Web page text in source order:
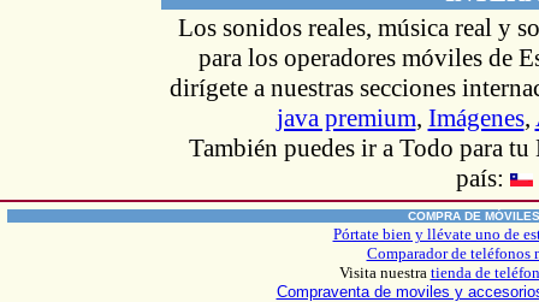
Los sonidos reales, música real y
para los operadores móviles de
dirígete a nuestras secciones
java premium, Imágenes,
También puedes ir a Todo para tu
país:
COMPRA DE MÓVILES
Pórtate bien y llévate uno de
Comparador de teléfonos
Visita nuestra tienda de
Compraventa de moviles y